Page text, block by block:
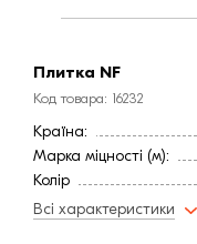
Марка міцності (м):
Фактура
Плитка NF
Код товара: 16232
Країна:
Марка міцності (м):
Колір
Фактура
Всі характеристики